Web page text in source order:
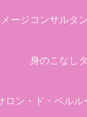
ージコンサルタ
身のこなし
ロン・ド・ベルル